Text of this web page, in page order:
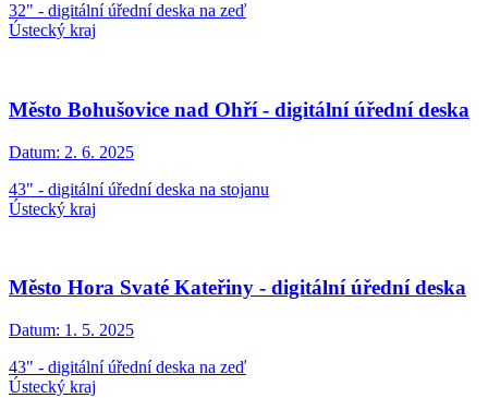
32" - digitální úřední deska na zeď
Ústecký kraj
Město Bohušovice nad Ohří - digitální úřední deska
Datum: 2. 6. 2025
43" - digitální úřední deska na stojanu
Ústecký kraj
Město Hora Svaté Kateřiny - digitální úřední deska
Datum: 1. 5. 2025
43" - digitální úřední deska na zeď
Ústecký kraj